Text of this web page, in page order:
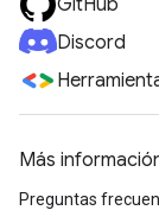
GitHub
Discord
Más
Preguntas